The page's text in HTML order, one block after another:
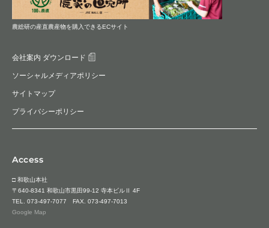
農総研の産直農産物を購入できるECサイト
会社案内 ダウンロード
ソーシャルメディアポリシー
サイトマップ
プライバシーポリシー
Access
□ 和歌山本社
〒640-8341 和歌山市黒田99-12 寺本ビルⅡ 4F
TEL. 073-497-7077 FAX. 073-497-7013
Google Map